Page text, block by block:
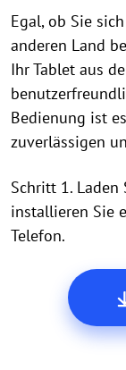
Egal, ob Sie
anderen Land
Ihr Tablet aus
Bedienung ist
zuverlässigen
Schritt 1. Laden
installieren Sie
Telefon.